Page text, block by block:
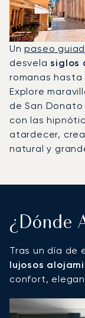
Unpaseo
desvelasiglos
romanas hasta
Explore
de San Donato
con las
atardecer,
natural y
¿Dónde
Tras un día de
lujosos
confort,